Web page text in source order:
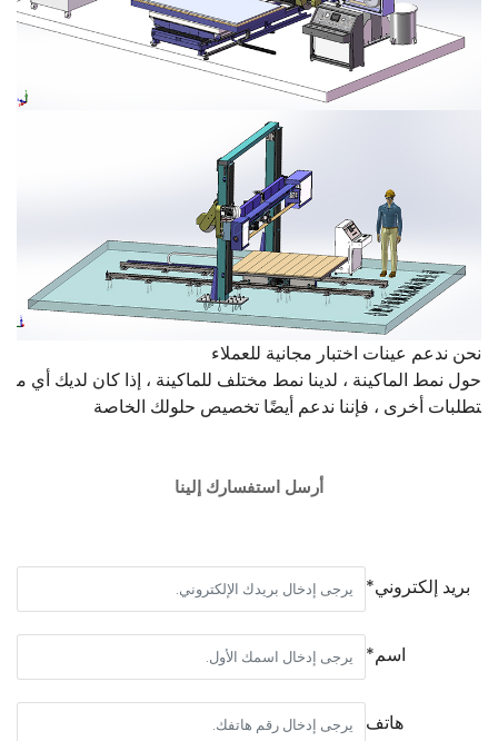
نحن ندعم عينات اختبار مجانية للعملاء
حول نمط الماكينة ، لدينا نمط مختلف للماكينة ، إذا كان لديك أي م
تطلبات أخرى ، فإننا ندعم أيضًا تخصيص حلولك الخاصة
أرسل استفسارك إلينا
بريد إلكتروني*
اسم*
هاتف